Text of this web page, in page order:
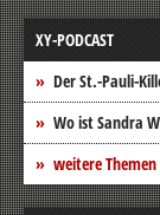
XY-PODCAST
Der St.-Pauli-
Wo ist Sandra
weitere Themen